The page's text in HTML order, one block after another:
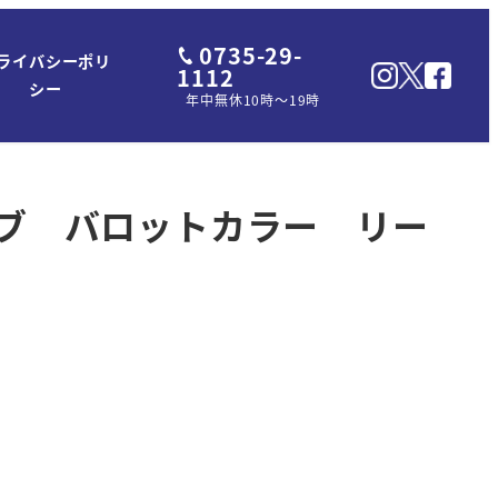
イバシーポリ
シー
0735-29-
1112
年中無休10時～19時
バロットカラー リー